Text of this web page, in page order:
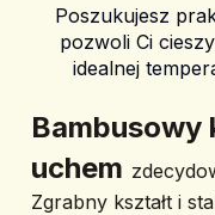
Poszukujesz
pozwoli Ci
idealnej
Bambusowy
uchem
Zgrabny kształt i